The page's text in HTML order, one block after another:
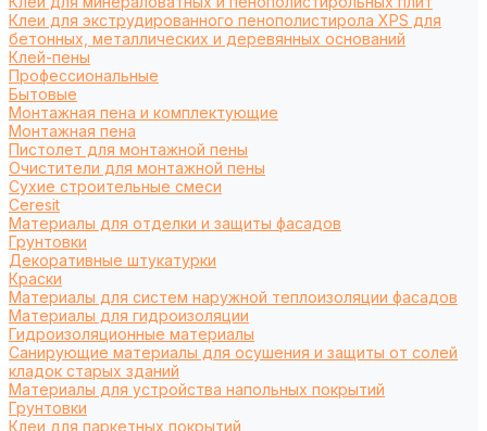
Клеи для экструдированного пенополистирола XPS для
бетонных, металлических и деревянных оснований
Клей-пены
Профессиональные
Бытовые
Монтажная пена и комплектующие
Монтажная пена
Пистолет для монтажной пены
Очистители для монтажной пены
Сухие строительные смеси
Ceresit
Материалы для отделки и защиты фасадов
Грунтовки
Декоративные штукатурки
Краски
Материалы для систем наружной теплоизоляции фасадов
Материалы для гидроизоляции
Гидроизоляционные материалы
Санирующие материалы для осушения и защиты от солей
кладок старых зданий
Материалы для устройства напольных покрытий
Грунтовки
Клеи для паркетных покрытий